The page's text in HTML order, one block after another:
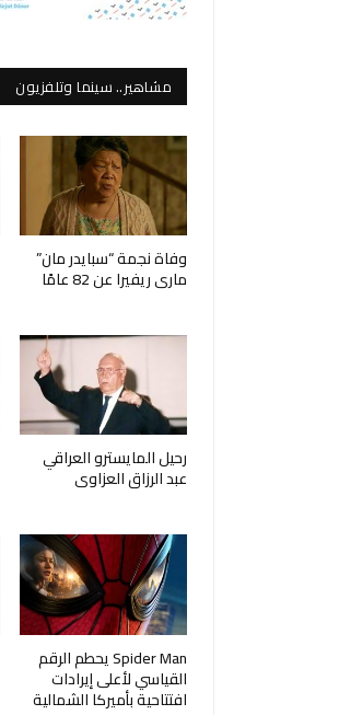
مشاهير.. سينما وتلفزيون
وفاة نجمة “سبايدر مان”
ماري ريفيرا عن 82 عامًا
رحيل المايسترو العراقي
عبد الرزاق العزاوي
Spider Man يحطم الرقم
القياسي لأعلى إيرادات
افتتاحية بأميركا الشمالية